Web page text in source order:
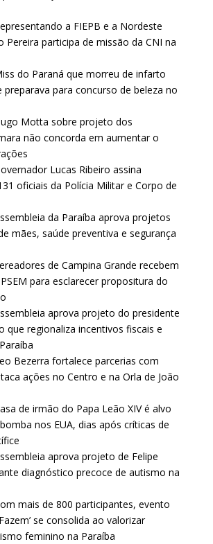
a FIEPB e a Nordeste
Pereira participa de missão da CNI na
do Paraná que morreu de infarto
preparava para concurso de beleza no
Motta sobre projeto dos
não concorda em aumentar o
Lucas Ribeiro assina
oficiais da Polícia Militar e Corpo de
da Paraíba aprova projetos
mães, saúde preventiva e segurança
de Campina Grande recebem
para esclarecer propositura do
aprova projeto do presidente
que regionaliza incentivos fiscais e
Bezerra fortalece parcerias com
ações no Centro e na Orla de João
de irmão do Papa Leão XIV é alvo
nos EUA, dias após críticas de
aprova projeto de Felipe
diagnóstico precoce de autismo na
mais de 800 participantes, evento
se consolida ao valorizar
feminino na Paraíba